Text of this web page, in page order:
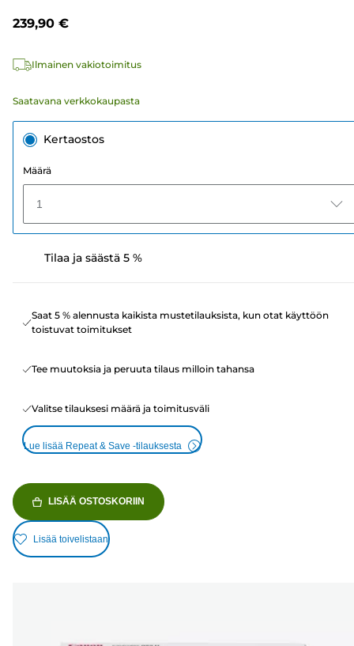
239,90 €
Ilmainen vakiotoimitus
Saatavana verkkokaupasta
Kertaostos
Määrä
1
Tilaa ja säästä 5 %
Saat 5 % alennusta kaikista mustetilauksista, kun otat käyttöön
toistuvat toimitukset
Tee muutoksia ja peruuta tilaus milloin tahansa
Valitse tilauksesi määrä ja toimitusväli
Lue lisää Repeat & Save -tilauksesta
LISÄÄ OSTOSKORIIN
Lisää toivelistaan